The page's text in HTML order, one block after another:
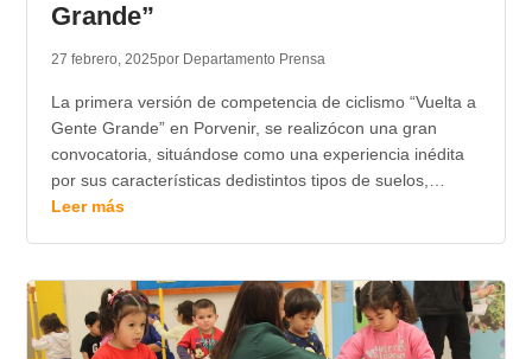
Grande”
27 febrero, 2025por Departamento Prensa
La primera versión de competencia de ciclismo “Vuelta a
Gente Grande” en Porvenir, se realizócon una gran
convocatoria, situándose como una experiencia inédita
por sus características dedistintos tipos de suelos,…
Leer más